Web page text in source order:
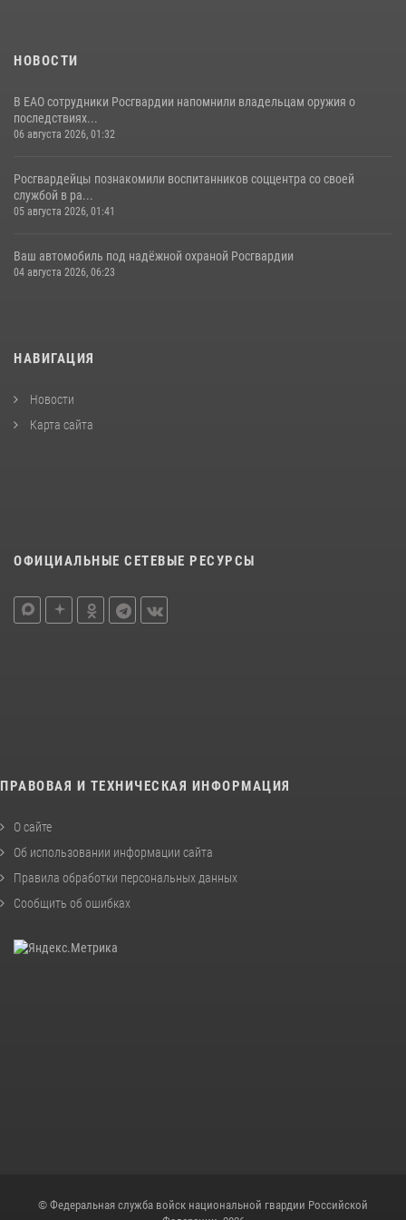
НОВОСТИ
В ЕАО сотрудники Росгвардии напомнили владельцам оружия о
последствиях...
06 августа 2026, 01:32
Росгвардейцы познакомили воспитанников соццентра со своей
службой в ра...
05 августа 2026, 01:41
Ваш автомобиль под надёжной охраной Росгвардии
04 августа 2026, 06:23
НАВИГАЦИЯ
Новости
Карта сайта
ОФИЦИАЛЬНЫЕ СЕТЕВЫЕ РЕСУРСЫ
ПРАВОВАЯ И ТЕХНИЧЕСКАЯ ИНФОРМАЦИЯ
О сайте
Об использовании информации сайта
Правила обработки персональных данных
Сообщить об ошибках
© Федеральная служба войск национальной гвардии Российской